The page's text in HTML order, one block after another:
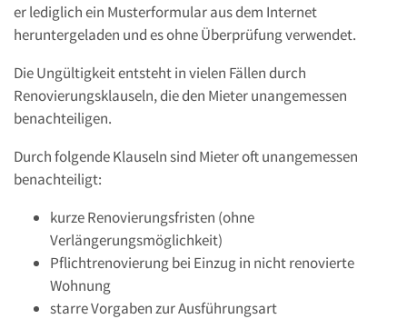
er lediglich ein Musterformular aus dem Internet
heruntergeladen und es ohne Überprüfung verwendet.
Die Ungültigkeit entsteht in vielen Fällen durch
Renovierungsklauseln, die den Mieter unangemessen
benachteiligen.
Durch folgende Klauseln sind Mieter oft unangemessen
benachteiligt:
kurze Renovierungsfristen (ohne
Verlängerungsmöglichkeit)
Pflichtrenovierung bei Einzug in nicht renovierte
Wohnung
starre Vorgaben zur Ausführungsart